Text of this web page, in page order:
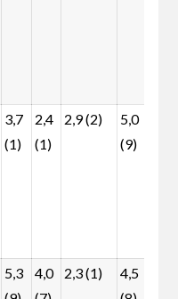
3,7
(1)
2,4
(1)
2,9 (2)
5,0
(9)
5,3
4,0
2,3 (1)
4,5